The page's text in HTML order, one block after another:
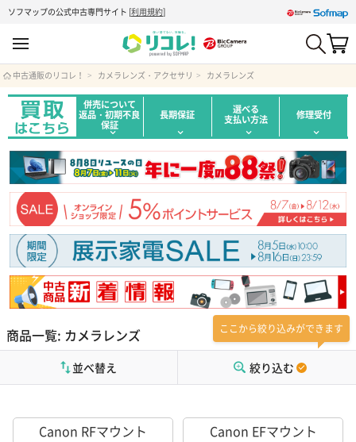
ソフマップの公式中古専門サイト [利用規約]
中古通販のリコレ！ カメラレンズ・アクセサリ カメラレンズ
併売について
返品・初期不良
保証
長期保証 選べる
支払い方法 修理受付
商品一覧: カメラレンズ ここから絞り込みができます
絞り込む
並べ替え
Canon RFマウント
Canon EFマウント